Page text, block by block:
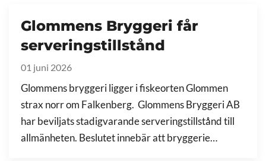
Glommens Bryggeri får
serveringstillstånd
01 juni 2026
Glommens bryggeri ligger i fiskeorten Glommen
strax norr om Falkenberg. Glommens Bryggeri AB
har beviljats stadigvarande serveringstillstånd till
allmänheten. Beslutet innebär att bryggerie…